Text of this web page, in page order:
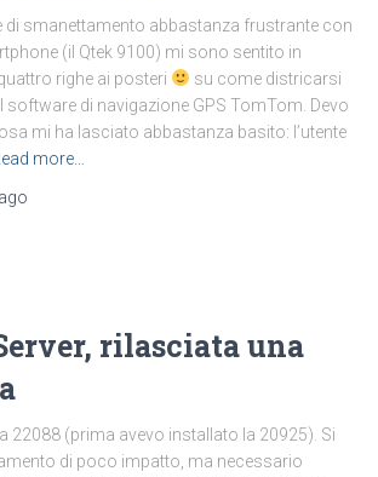
di smanettamento abbastanza frustrante con
(il Qtek 9100) mi sono sentito in
righe ai posteri
su come districarsi
software di navigazione GPS TomTom. Devo
mi ha lasciato abbastanza basito: l’utente
more…
ago
rilasciata una
22088 (prima avevo installato la 20925). Si
di poco impatto, ma necessario